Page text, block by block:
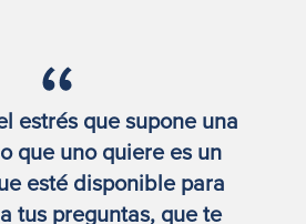
estrés que supone una
que uno quiere es un
esté disponible para
tus preguntas, que te